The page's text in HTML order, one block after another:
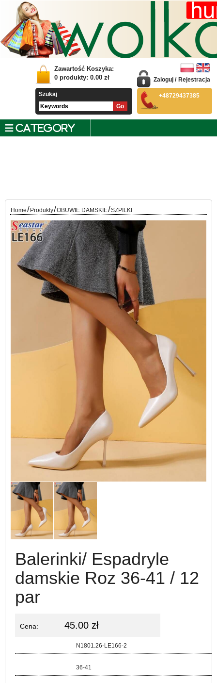
Zawartość Koszyka:
0 produkty: 0.00 zł
Szukaj
Zaloguj / Rejestracja
+48729437385
CATEGORY
Home/ Produkty/OBUWIE DAMSKIE/SZPILKI
Balerinki/ Espadryle
damskie Roz 36-41 / 12
par
Cena: 45.00 zł
N1801.26-LE166-2
36-41